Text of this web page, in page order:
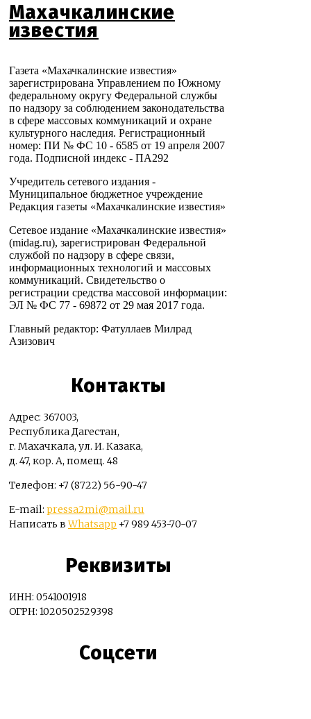
Махачкалинские
известия
Газета «Махачкалинские известия»
зарегистрирована Управлением по Южному
федеральному округу Федеральной службы
по надзору за соблюдением законодательства
в сфере массовых коммуникаций и охране
культурного наследия. Регистрационный
номер: ПИ № ФС 10 - 6585 от 19 апреля 2007
года. Подписной индекс - ПА292
Учредитель сетевого издания -
Муниципальное бюджетное учреждение
Редакция газеты «Махачкалинские известия»
Сетевое издание «Махачкалинские известия»
(midag.ru), зарегистрирован Федеральной
службой по надзору в сфере связи,
информационных технологий и массовых
коммуникаций. Свидетельство о
регистрации средства массовой информации:
ЭЛ № ФС 77 - 69872 от 29 мая 2017 года.
Главный редактор: Фатуллаев Милрад
Азизович
Контакты
Адрес: 367003,
Республика Дагестан,
г. Махачкала, ул. И. Казака,
д. 47, кор. А, помещ. 48
Телефон: +7 (8722) 56-90-47
E-mail: pressa2mi@mail.ru
Написать вWhatsapp +7 989 453-70-07
Реквизиты
ИНН: 0541001918
ОГРН: 1020502529398
Соцсети